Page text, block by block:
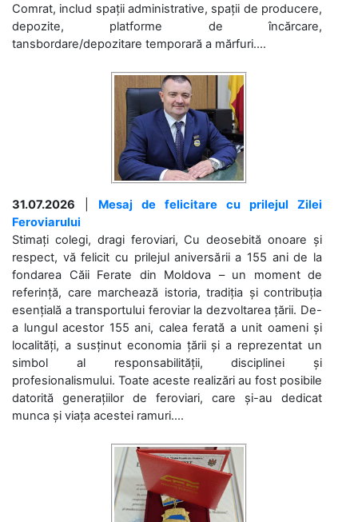
Comrat, includ spații administrative, spații de producere,
depozite, platforme de încărcare,
tansbordare/depozitare temporară a mărfuri....
31.07.2026
Mesaj de felicitare cu prilejul Zilei
Feroviarului
Stimați colegi, dragi feroviari, Cu deosebită onoare și
respect, vă felicit cu prilejul aniversării a 155 ani de la
fondarea Căii Ferate din Moldova – un moment de
referință, care marchează istoria, tradiția și contribuția
esențială a transportului feroviar la dezvoltarea țării. De-
a lungul acestor 155 ani, calea ferată a unit oameni și
localități, a susținut economia țării și a reprezentat un
simbol al responsabilității, disciplinei și
profesionalismului. Toate aceste realizări au fost posibile
datorită generațiilor de feroviari, care și-au dedicat
munca și viața acestei ramuri....